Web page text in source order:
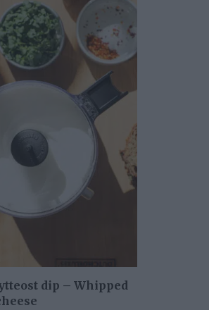
dip – Whipped